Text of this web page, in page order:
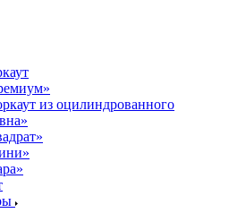
из оцилиндрованного